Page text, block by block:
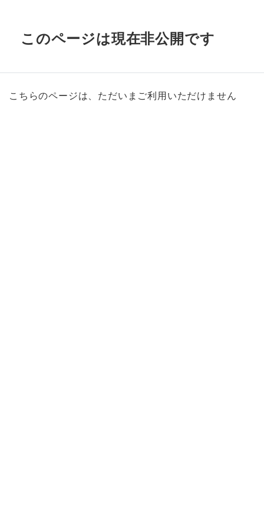
このページは現在非公開です
こちらのページは、ただいまご利用いただけません